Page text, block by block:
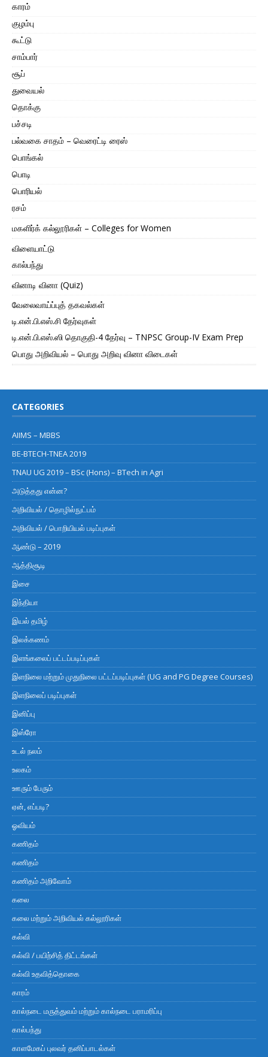
காரம்
குழம்பு
கூட்டு
சாம்பார்
சூப்
துவையல்
தொக்கு
பச்சடி
பல்வகை சாதம் – வெரைட்டி ரைஸ்
பொங்கல்
பொடி
பொரியல்
ரசம்
மகளிர்க் கல்லூரிகள் – Colleges for Women
விளையாட்டு
கால்பந்து
வினாடி வினா (Quiz)
வேலைவாய்ப்புத் தகவல்கள்
டி.என்.பி.எஸ்.சி தேர்வுகள்
டி.என்.பி.எஸ்.ஸி தொகுதி-4 தேர்வு – TNPSC Group-IV Exam Prep
பொது அறிவியல் – பொது அறிவு வினா விடைகள்
CATEGORIES
AIIMS – MBBS
BE-BTECH-TNEA 2019
TNAU UG 2019 – BSc (Hons) – BTech in Agri
அடுத்தது என்ன?
அறிவியல் / தொழில்நுட்பம்
அறிவியல் / பொறியியல் படிப்புகள்
ஆண்டு – 2019
ஆத்திசூடி
இசை
இந்தியா
இயல் தமிழ்
இலக்கணம்
இளங்கலைப் பட்டப்படிப்புகள்
இளநிலை மற்றும் முதுநிலை பட்டப்படிப்புகள் (UG and PG Degree Courses)
இளநிலைப் படிப்புகள்
இனிப்பு
இஸ்ரோ
உடல் நலம்
உலகம்
ஊரும் பேரும்
ஏன், எப்படி?
ஓவியம்
கணிதம்
கணிதம்
கணிதம் அறிவோம்
கலை
கலை மற்றும் அறிவியல் கல்லூரிகள்
கல்வி
கல்வி / பயிற்சித் திட்டங்கள்
கல்வி உதவித்தொகை
காரம்
கால்நடை மருத்துவம் மற்றும் கால்நடை பராமரிப்பு
கால்பந்து
காளமேகப் புலவர் தனிப்பாடல்கள்